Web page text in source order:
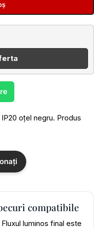
oțel negru. Produs
compatibile
Fluxul luminos final este